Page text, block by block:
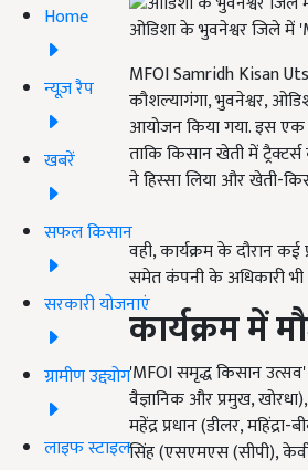
Home
न्यूज़ रैप
खबरें
सफल किसान
सरकारी योजनाएं
ग्रामीण उद्द्योग
लाइफ स्टाइल
ओडिशा के भुवनेश्वर जिले में
MFOI Samridh Kisan
कौशल्यागंगा, भुवनेश्वर,
आयोजन किया गया. इस एक
ताकि किसान खेती में
ने हिस्सा लिया और खेती-
वही, कार्यक्रम के दौरान
समेत कंपनी के अधिकारी भी
कार्यक्रम में
'MFOI समृद्ध किसान उत्सव'
वैज्ञानिक और प्रमुख,
महेंद्र प्रधान (डीलर,
सिंह (एसएमएस (सीपी),